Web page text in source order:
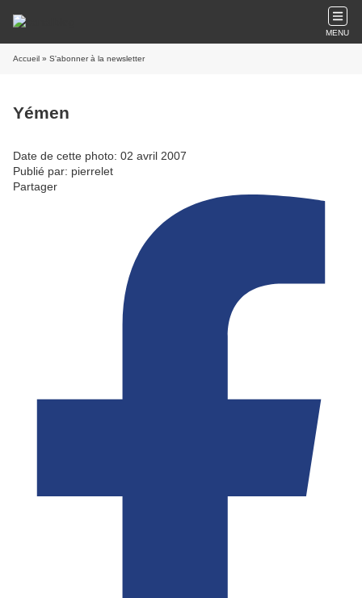
MENU
Accueil » S'abonner à la newsletter
Yémen
Date de cette photo: 02 avril 2007
Publié par: pierrelet
Partager